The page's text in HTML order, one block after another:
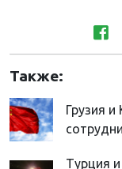
Также:
Грузия
Турция